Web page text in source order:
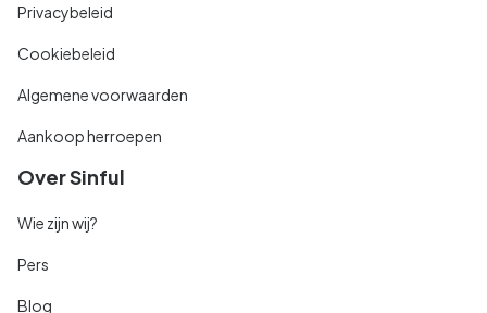
Privacybeleid
Cookiebeleid
Algemene voorwaarden
Aankoop herroepen
Over Sinful
Wie zijn wij?
Pers
Blog